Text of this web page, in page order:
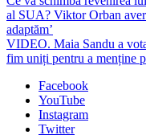
al SUA? Viktor Orban
adaptăm’
VIDEO. Maia Sandu a
fim uniți pentru a menține
Facebook
YouTube
Instagram
Twitter